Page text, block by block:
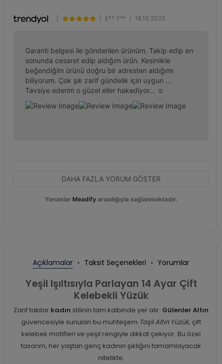
E** Y** 18.10.2023
Garanti belgesi ile gönderilen ürünüm. Takip edip en
sonunda cesaret edip aldığım ürün. Kesinlikle
beğendiğim ürünü doğru bir adresten aldığımı
biliyorum. Çok şık zarif gündelik için uygun ...
Tavsiye ederim o güzel eller hakediyor... ☺️
DAHA FAZLA YORUM GÖSTER
Yorumlar Meadify aracılığıyla sağlanmaktadır.
Açıklamalar Taksit Seçenekleri Yorumlar
Yeşil Işıltısıyla Parlayan 14 Ayar Çift
Kelebekli Yüzük
Zarif takılar kadın stilinin tam kalbinde yer alır. Gülenler Altın
güvencesiyle sunulan bu muhteşem Taşlı Altın Yüzük, çift
kelebek motifleri ve yeşil rengiyle dikkat çekiyor. Bu özel
tasarım, her yaştan genç kadının şıklığını tamamlayacak
nitelikte.